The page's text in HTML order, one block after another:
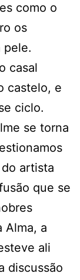
como o
os
pele.
casal
castelo, e
ciclo.
se torna
artista
que se
Alma, a
ali
discussão